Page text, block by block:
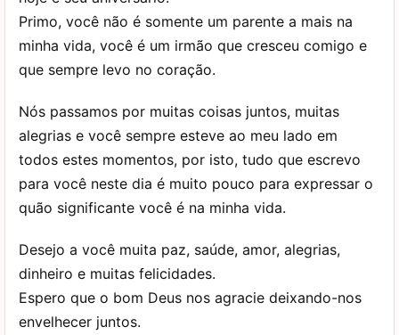
Primo, você não é somente um parente a mais na
minha vida, você é um irmão que cresceu comigo e
que sempre levo no coração.
Nós passamos por muitas coisas juntos, muitas
alegrias e você sempre esteve ao meu lado em
todos estes momentos, por isto, tudo que escrevo
para você neste dia é muito pouco para expressar o
quão significante você é na minha vida.
Desejo a você muita paz, saúde, amor, alegrias,
dinheiro e muitas felicidades.
Espero que o bom Deus nos agracie deixando-nos
envelhecer juntos.